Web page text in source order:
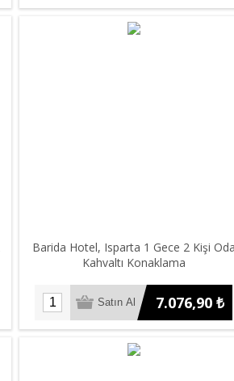
Barida Hotel, Isparta 1 Gece 2 Kişi Oda
Kahvaltı Konaklama
7.076,90 ₺